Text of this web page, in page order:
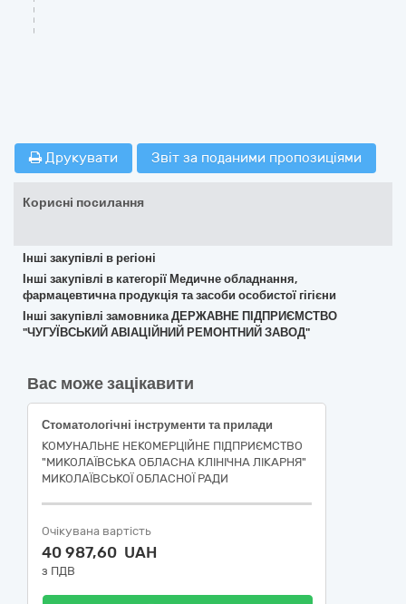
Друкувати Звіт за поданими пропозиціями
Корисні посилання
Інші закупівлі в регіоні
Інші закупівлі в категорії Медичне обладнання,
фармацевтична продукція та засоби особистої гігієни
Інші закупівлі замовника ДЕРЖАВНЕ ПІДПРИЄМСТВО
"ЧУГУЇВСЬКИЙ АВІАЦІЙНИЙ РЕМОНТНИЙ ЗАВОД"
Вас може зацікавити
Стоматологічні інструменти та прилади
КОМУНАЛЬНЕ НЕКОМЕРЦІЙНЕ ПІДПРИЄМСТВО
"МИКОЛАЇВСЬКА ОБЛАСНА КЛІНІЧНА ЛІКАРНЯ"
МИКОЛАЇВСЬКОЇ ОБЛАСНОЇ РАДИ
Очікувана вартість
40 987,60 UAH
з ПДВ